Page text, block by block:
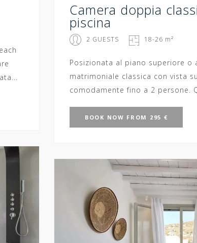
Camera doppia
piscina
2 GUESTS 18-26 m²
Posizionata al piano superiore o
matrimoniale classica con vista
comodamente fino a 2 persone.
BOOK NOW FROM 295 €